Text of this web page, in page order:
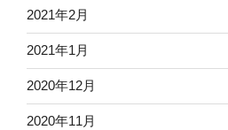
2021年2月
2021年1月
2020年12月
2020年11月